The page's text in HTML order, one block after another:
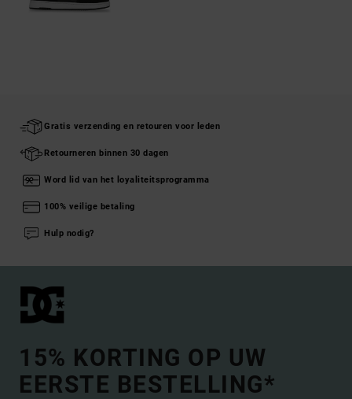
Gratis verzending en retouren voor leden
Retourneren binnen 30 dagen
Word lid van het loyaliteitsprogramma
100% veilige betaling
Hulp nodig?
15% KORTING OP UW
EERSTE BESTELLING*